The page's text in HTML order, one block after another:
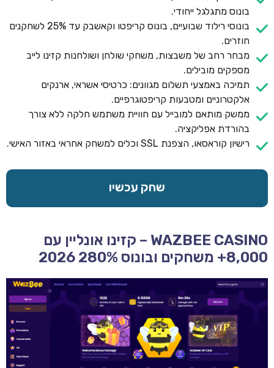
בונוס מתגלגל ייחודי.
בונוסי רילוד שבועיים, בונוס קריפטו וקאשבק עד 25% לשחקנים
חוזרים.
מבחר רחב של משבצות, משחקי שולחן ושולחנות קזינו לייב
מספקים מובילים.
תמיכה באמצעי תשלום מגוונים: כרטיסי אשראי, ארנקים
אלקטרוניים ומטבעות קריפטוגרפיים.
ממשק מותאם למובייל עם חוויית משתמש חלקה ללא צורך
בהורדת אפליקציה.
רישיון קוראסאו, הצפנת SSL וכלים למשחק אחראי באזור האישי.
שחק עכשיו
WAZBEE CASINO – קזינו אונליין עם
8,000+ משחקים ובונוס 280% 2026